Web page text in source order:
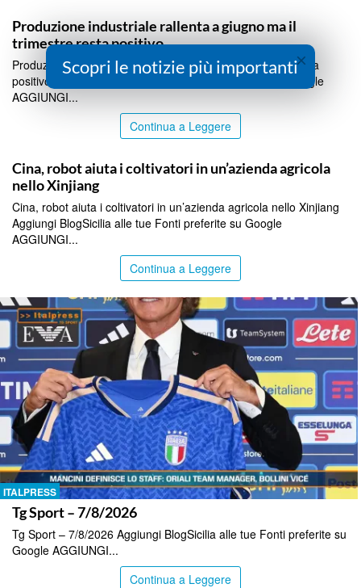
Produzione industriale rallenta a giugno ma il
trimestre resta positivo
Produzione industriale rallenta a giugno ma il trimestre resta
positivo Aggiungi BlogSicilia alle tue Fonti preferite su Google
AGGIUNGI...
Continua a Leggere
Cina, robot aiuta i coltivatori in un’azienda agricola
nello Xinjiang
Cina, robot aiuta i coltivatori in un’azienda agricola nello Xinjiang
Aggiungi BlogSicilia alle tue Fonti preferite su Google
AGGIUNGI...
Continua a Leggere
ITALPRESS
Tg Sport – 7/8/2026
Tg Sport – 7/8/2026 Aggiungi BlogSicilia alle tue Fonti preferite su
Google AGGIUNGI...
Continua a Leggere
×
Scopri le notizie più importanti